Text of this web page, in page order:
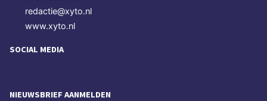
redactie@xyto.nl
www.xyto.nl
SOCIAL MEDIA
NIEUWSBRIEF AANMELDEN